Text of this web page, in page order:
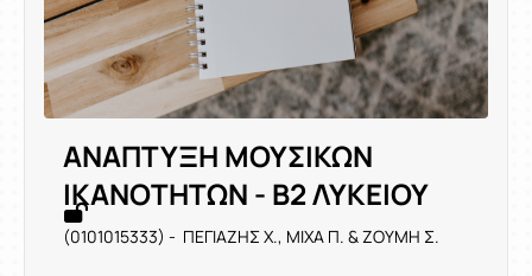
ΑΝΑΠΤΥΞΗ ΜΟΥΣΙΚΩΝ
ΙΚΑΝΟΤΗΤΩΝ - Β2 ΛΥΚΕΙΟΥ
(0101015333) - ΠΕΓΙΑΖΗΣ Χ., ΜΙΧΑ Π. & ΖΟΥΜΗ Σ.